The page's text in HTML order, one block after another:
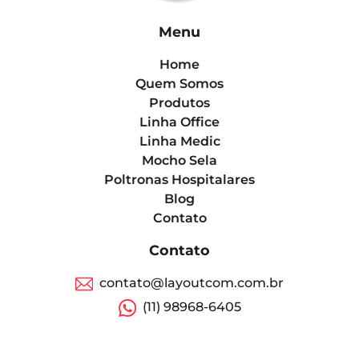
Menu
Home
Quem Somos
Produtos
Linha Office
Linha Medic
Mocho Sela
Poltronas Hospitalares
Blog
Contato
Contato
contato@layoutcom.com.br
(11) 98968-6405